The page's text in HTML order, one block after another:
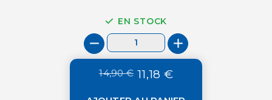
EN STOCK
14,90 € 11,18 €